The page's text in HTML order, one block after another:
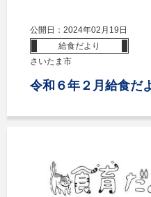
公開日：2024年02月19日
給食だより
さいたま市
令和６年２月給食だ